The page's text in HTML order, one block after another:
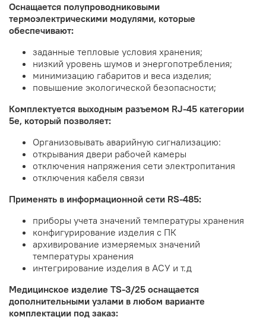
Оснащается полупроводниковыми
термоэлектрическими модулями, которые
обеспечивают:
заданные тепловые условия хранения;
низкий уровень шумов и энергопотребления;
минимизацию габаритов и веса изделия;
повышение экологической безопасности;
Комплектуется выходным разъемом RJ-45 категории
5е, который позволяет:
Организовывать аварийную сигнализацию:
открывания двери рабочей камеры
отключения напряжения сети электропитания
отключения кабеля связи
Применять в информационной сети RS-485:
приборы учета значений температуры хранения
конфигурирование изделия с ПК
архивирование измеряемых значений
температуры хранения
интегрирование изделия в АСУ и т.д
Медицинское изделие TS-3/25 оснащается
дополнительными узлами в любом варианте
комплектации под заказ: